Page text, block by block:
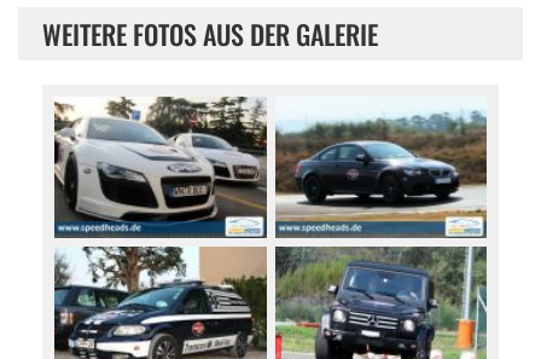
WEITERE FOTOS AUS DER GALERIE